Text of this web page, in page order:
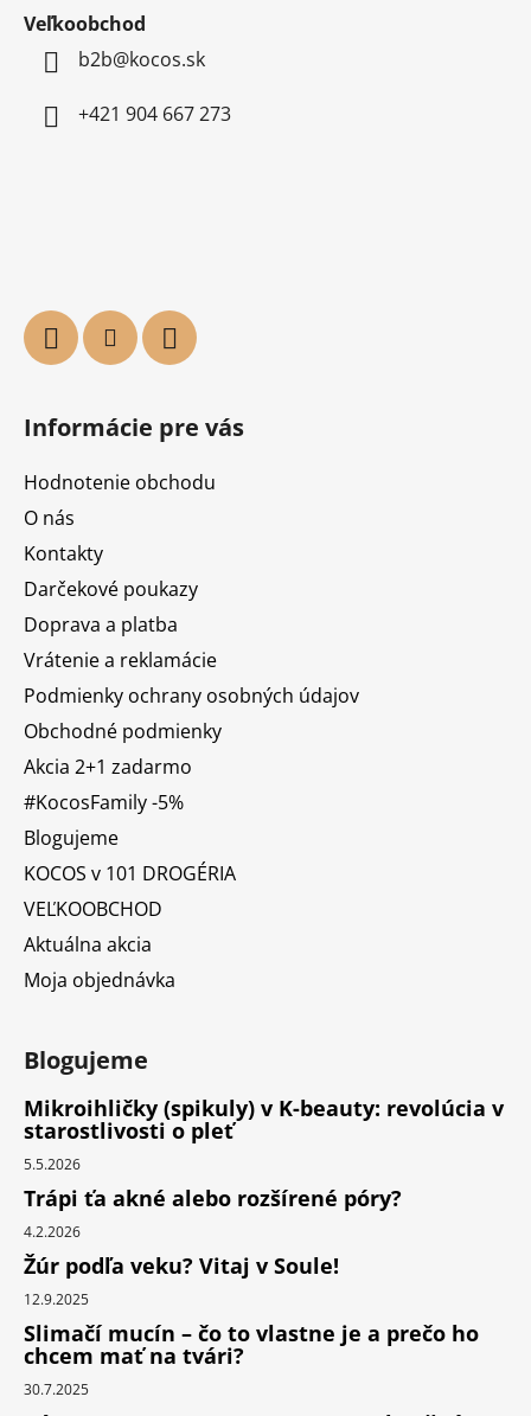
Veľkoobchod
b2b@kocos.sk
+421 904 667 273
Informácie pre vás
Hodnotenie obchodu
O nás
Kontakty
Darčekové poukazy
Doprava a platba
Vrátenie a reklamácie
Podmienky ochrany osobných údajov
Obchodné podmienky
Akcia 2+1 zadarmo
#KocosFamily -5%
Blogujeme
KOCOS v 101 DROGÉRIA
VEĽKOOBCHOD
Aktuálna akcia
Moja objednávka
Blogujeme
Mikroihličky (spikuly) v K-beauty: revolúcia v
starostlivosti o pleť
5.5.2026
Trápi ťa akné alebo rozšírené póry?
4.2.2026
Žúr podľa veku? Vitaj v Soule!
12.9.2025
Slimačí mucín – čo to vlastne je a prečo ho
chcem mať na tvári?
30.7.2025